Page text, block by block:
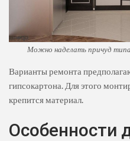
Можно наделать причуд
Варианты ремонта
гипсокартона. Для этого
крепится материал.
Особенности